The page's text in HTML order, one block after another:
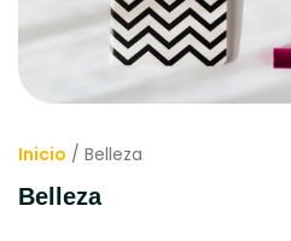
Inicio / Belleza
Belleza